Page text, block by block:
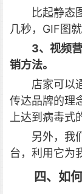
比起静态
几秒，GIF图
3、视频
销方法。
店家可以
传达品牌的理
上达到病毒式
另外，我
台，利用它为
四、如